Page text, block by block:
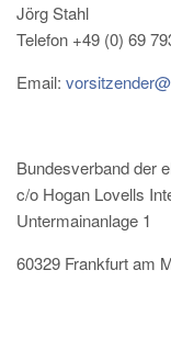
Jörg Stahl
Telefon +49 (0) 69
Email:
Bundesverband der
c/o Hogan Lovells
Untermainanlage 1
60329 Frankfurt am